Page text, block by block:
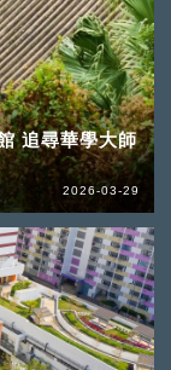
追尋華學大師
2026-03-29